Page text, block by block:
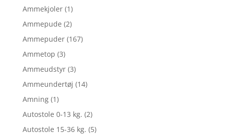
Ammekjoler (1)
Ammepude (2)
Ammepuder (167)
Ammetop (3)
Ammeudstyr (3)
Ammeundertøj (14)
Amning (1)
Autostole 0-13 kg. (2)
Autostole 15-36 kg. (5)